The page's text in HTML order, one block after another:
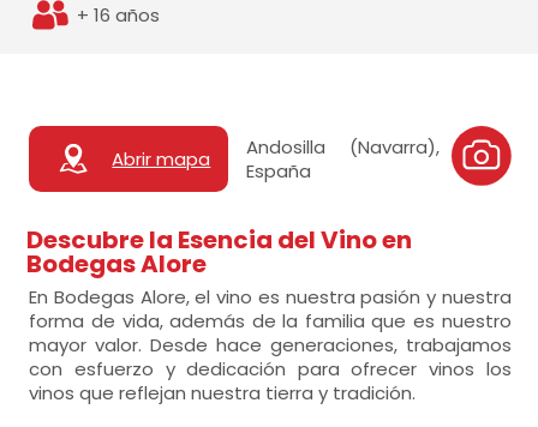
+ 16 años
Abrir mapa
Andosilla (Navarra),
España
Descubre la Esencia del Vino en
Bodegas Alore
En Bodegas Alore, el vino es nuestra pasión y nuestra
forma de vida, además de la familia que es nuestro
mayor valor. Desde hace generaciones, trabajamos
con esfuerzo y dedicación para ofrecer vinos los
vinos que reflejan nuestra tierra y tradición.